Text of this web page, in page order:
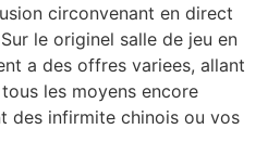
circonvenant en direct
le originel salle de jeu en
a des offres variees, allant
les moyens encore
des infirmite chinois ou vos